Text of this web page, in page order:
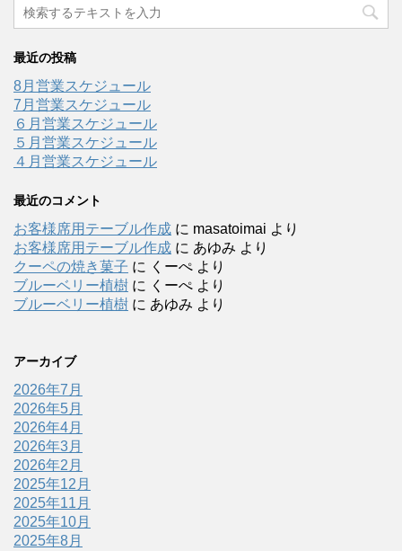
最近の投稿
8月営業スケジュール
7月営業スケジュール
６月営業スケジュール
５月営業スケジュール
４月営業スケジュール
最近のコメント
お客様席用テーブル作成 に masatoimai より
お客様席用テーブル作成 に あゆみ より
クーペの焼き菓子 に くーぺ より
ブルーベリー植樹 に くーぺ より
ブルーベリー植樹 に あゆみ より
アーカイブ
2026年7月
2026年5月
2026年4月
2026年3月
2026年2月
2025年12月
2025年11月
2025年10月
2025年8月